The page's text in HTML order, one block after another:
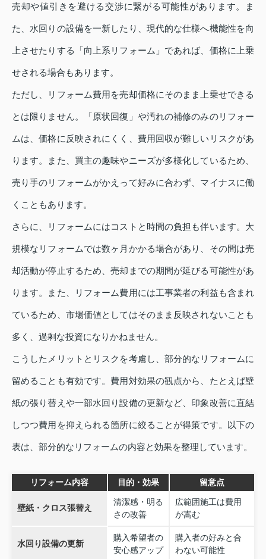
売却や値引きを避ける交渉に繋がる可能性があります。ま
た、水回りの設備を一新したり、現代的な仕様へ機能性を向
上させたりする「向上系リフォーム」であれば、価格に上乗
せされる場合もあります。
ただし、リフォーム費用を売却価格にそのまま上乗せできる
とは限りません。「原状回復」や汚れの補修のみのリフォー
ムは、価格に反映されにくく、費用回収が難しいリスクがあ
ります。また、買主の趣味やニーズが多様化しているため、
売り手のリフォームがかえって好みに合わず、マイナスに働
くこともあります。
さらに、リフォームにはコストと時間の負担も伴います。大
規模なリフォームでは数ヶ月かかる場合があり、その間は売
却活動が停止するため、売却までの期間が延びる可能性があ
ります。また、リフォーム費用には工事業者の利益も含まれ
ているため、市場価値としてはそのまま反映されないことも
多く、過剰な投資になりかねません。
こうしたメリットとリスクを考慮し、部分的なリフォームに
留めることも有効です。費用対効果の観点から、たとえば壁
紙の張り替えや一部水回り設備の更新など、印象改善に直結
しつつ費用を抑えられる箇所に絞ることが得策です。以下の
表は、部分的なリフォームの内容と効果を整理しています。
リフォーム内容 目的・効果 留意点
壁紙・クロス張替え
清潔感・明る
さの改善
広範囲施工は費用
が嵩む
水回り設備の更新
購入希望者の
安心感アップ
購入者の好みと合
わない可能性